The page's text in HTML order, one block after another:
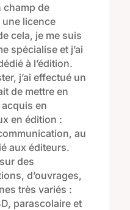
champ de
une licence
cela, je me suis
spécialise et j’ai
à l’édition.
j’ai effectué un
de mettre en
en
en édition :
, au
aux éditeurs.
des
d’ouvrages,
très variés :
parascolaire et